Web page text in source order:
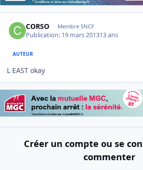
CORSO Membre SNCF
Publication: 19 mars 201313 ans
AUTEUR
L EAST okay
Créer un compte ou se
commenter